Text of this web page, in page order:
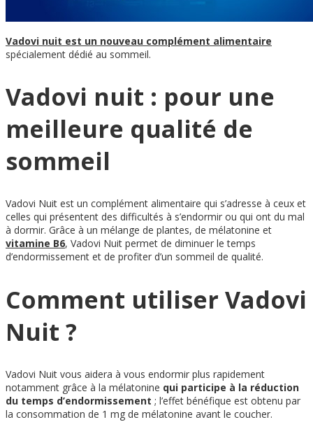
Vadovi nuit est un nouveau complément alimentaire
spécialement dédié au sommeil.
Vadovi nuit : pour une
meilleure qualité de
sommeil
Vadovi Nuit est un complément alimentaire qui s’adresse à ceux et
celles qui présentent des difficultés à s’endormir ou qui ont du mal
à dormir. Grâce à un mélange de plantes, de mélatonine et
vitamine B6, Vadovi Nuit permet de diminuer le temps
d’endormissement et de profiter d’un sommeil de qualité.
Comment utiliser Vadovi
Nuit ?
Vadovi Nuit vous aidera à vous endormir plus rapidement
notamment grâce à la mélatonine qui participe à la réduction
du temps d’endormissement ; l’effet bénéfique est obtenu par
la consommation de 1 mg de mélatonine avant le coucher.